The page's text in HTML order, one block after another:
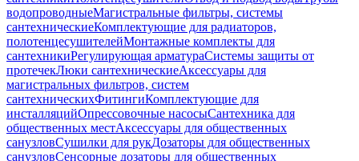
водопроводныеМагистральные фильтры, системы
сантехническиеКомплектующие для радиаторов,
полотенцесушителейМонтажные комплекты для
сантехникиРегулирующая арматураСистемы защиты от
протечекЛюки сантехническиеАксессуары для
магистральных фильтров, систем
сантехническихФитингиКомплектующие для
инсталляцийОпрессовочные насосыСантехника для
общественных местАксессуары для общественных
санузловСушилки для рукДозаторы для общественных
санузловСенсорные дозаторы для общественных